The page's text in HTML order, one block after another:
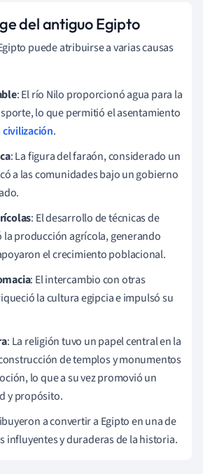
del antiguo Egipto
puede atribuirse a varias causas
: El río Nilo proporcionó agua para la
lo que permitió el asentamiento
civilización.
: La figura del faraón, considerado un
a las comunidades bajo un gobierno
: El desarrollo de técnicas de
producción agrícola, generando
el crecimiento poblacional.
: El intercambio con otras
la cultura egipcia e impulsó su
: La religión tuvo un papel central en la
de templos y monumentos
lo que a su vez promovió un
y propósito.
a convertir a Egipto en una de
influyentes y duraderas de la historia.